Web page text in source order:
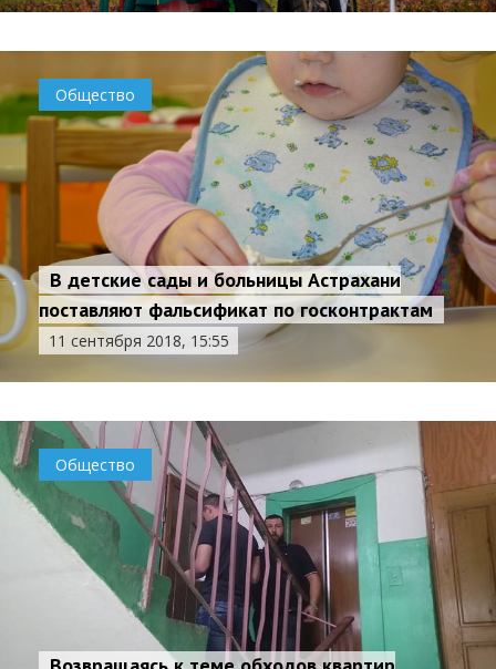
Общество
В детские сады и больницы Астрахани
поставляют фальсификат по госконтрактам
11 сентября 2018, 15:55
Общество